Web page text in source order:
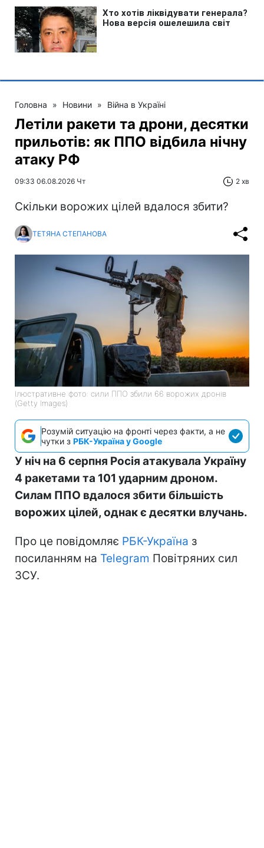
Головна » Новини » Війна в Україні
Летіли ракети та дрони, десятки
прильотів: як ППО відбила нічну
атаку РФ
09:33 06.08.2026 Чт 2 хв
Скільки ворожих цілей вдалося збити?
ТЕТЯНА СТЕПАНОВА
Ілюстративне фото: сили ППО збили 66 ворожих дронів
(Getty Images)
Розумій ситуацію на фронті через факти, а не
чутки з РБК-Україна у Google
У ніч на 6 серпня Росія атакувала Україну
4 ракетами та 101 ударним дроном.
Силам ППО вдалося збити більшість
ворожих цілей, однак є десятки влучань.
Про це повідомляє РБК-Україна з
посиланням на Telegram Повітряних сил
ЗСУ.